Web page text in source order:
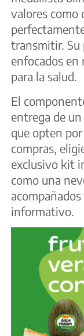
valores como
transmitir. Su
enfocados en
para la salud.
El
entrega de
que opten
compras,
exclusivo kit
como una
informativo.